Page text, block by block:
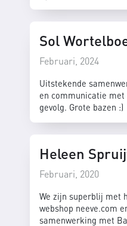
Sol
Februari, 2024
Uitstekende
en communicatie
gevolg. Grote bazen :)
Heleen
Februari, 2020
We zijn superblij met
webshop neeve.com
samenwerking met